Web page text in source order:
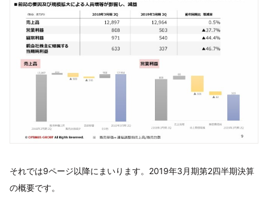
それでは9ページ以降にまいります。2019年3月期第2四半期決算
の概要です。